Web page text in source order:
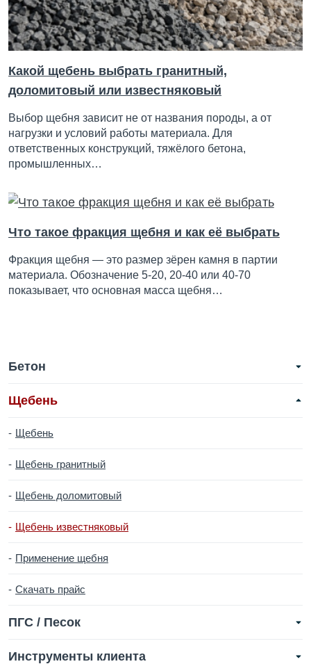
Бетон
Щебень
Щебень
Щебень гранитный
Щебень доломитовый
Щебень известняковый
Применение щебня
Скачать прайс
ПГС / Песок
Инструменты клиента
Какой щебень выбрать гранитный,
доломитовый или известняковый
Выбор щебня зависит не от названия породы, а от
нагрузки и условий работы материала. Для
ответственных конструкций, тяжёлого бетона,
промышленных…
Что такое фракция щебня и как её выбрать
Фракция щебня — это размер зёрен камня в партии
материала. Обозначение 5-20, 20-40 или 40-70
показывает, что основная масса щебня…